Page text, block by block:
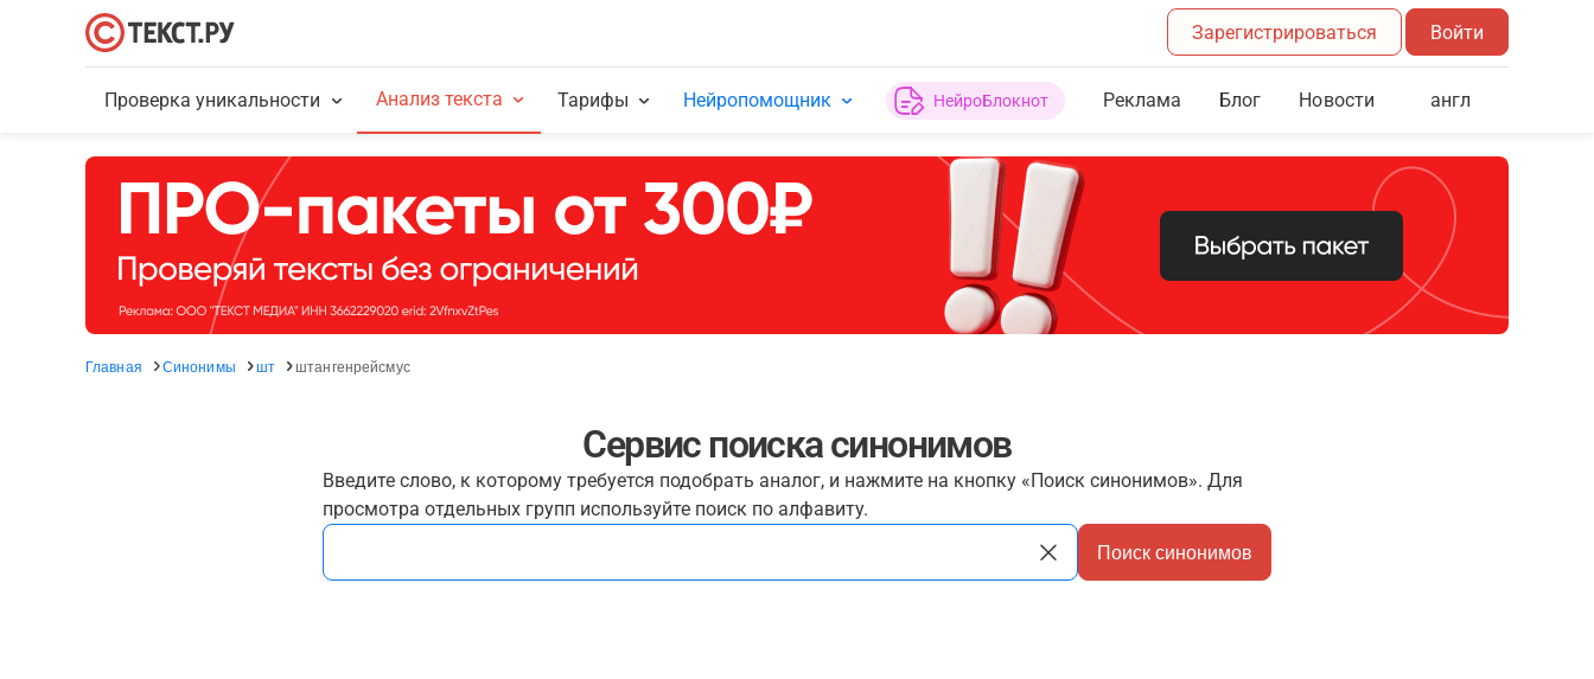
Зарегистрироваться Войти
Проверка уникальности Анализ текста Тарифы Нейропомощник НейроБлокнот Реклама Блог Новости англ
Главная Синонимы шт штангенрейсмус
Сервис поиска синонимов
Введите слово, к которому требуется подобрать аналог, и нажмите на кнопку «Поиск синонимов». Для
просмотра отдельных групп используйте поиск по алфавиту.
Поиск синонимов